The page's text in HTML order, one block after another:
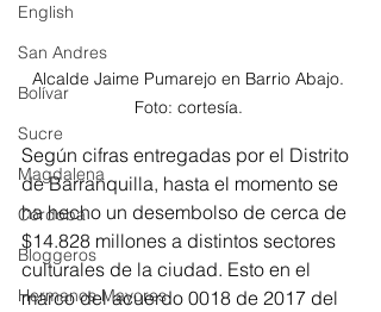
English
San Andres
Bolívar
Sucre
Magdalena
Córdoba
Bloggeros
Hermanos Mayores
Alcalde Jaime Pumarejo en Barrio Abajo.
Foto: cortesía.
Según cifras entregadas por el Distrito
de Barranquilla, hasta el momento se
ha hecho un desembolso de cerca de
$14.828 millones a distintos sectores
culturales de la ciudad. Esto en el
marco del acuerdo 0018 de 2017 del